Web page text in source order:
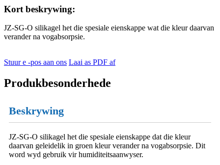
Kort beskrywing:
JZ-SG-O silikagel het die spesiale eienskappe wat die kleur daarvan
verander na vogabsorpsie.
Stuur e -pos aan ons Laai as PDF af
Produkbesonderhede
Beskrywing
JZ-SG-O silikagel het die spesiale eienskappe dat die kleur
daarvan geleidelik in groen kleur verander na vogabsorpsie. Dit
word wyd gebruik vir humiditeitsaanwyser.